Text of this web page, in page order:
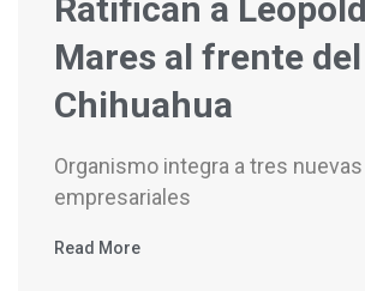
Ratifican a
Mares al frente del
Chihuahua
Organismo integra a tres
empresariales
Read More